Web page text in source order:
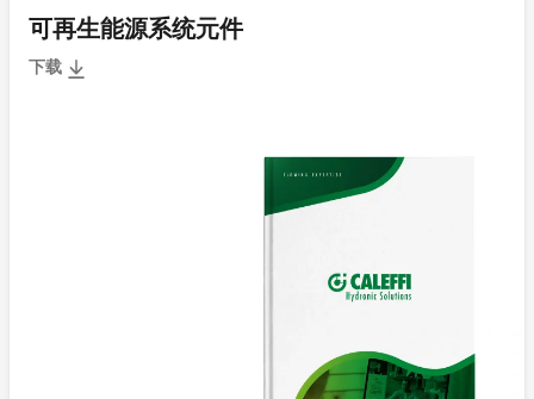
可再生能源系统元件
下载